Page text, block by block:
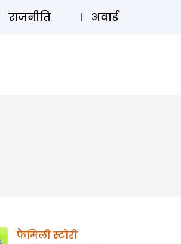
⚲ SUBSCRIBE
राजनीति अवार्ड
फैमिली स्टोरी